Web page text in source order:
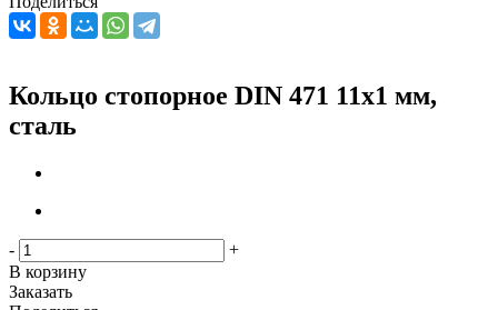
Кольцо стопорное DIN 471 11x1 мм,
сталь
-
+
В корзину
Заказать